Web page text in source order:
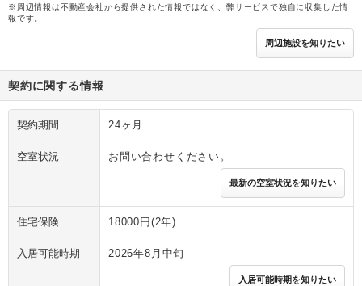
※周辺情報は不動産会社から提供された情報ではなく、弊サービスで独自に収集した情
報です。
周辺施設を知りたい
契約に関する情報
契約期間 24ヶ月
空室状況 お問い合わせください。
最新の空室状況を知りたい
住宅保険 18000円(2年)
入居可能時期 2026年8月中旬
入居可能時期を知りたい